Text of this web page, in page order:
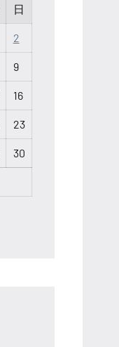
日
2
9
16
23
30